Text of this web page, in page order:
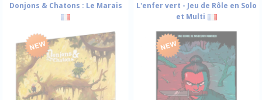
Donjons & Chatons : Le Marais
L'enfer vert - Jeu de Rôle en Solo
et Multi